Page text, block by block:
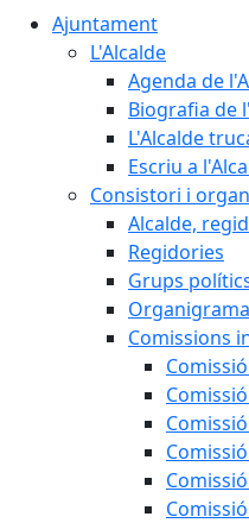
Ajuntament
L'Alcalde
Agenda de
Biografia de
L'Alcalde
Escriu a
Consistori i
Alcalde,
Regidories
Grups
Organigrama
Comissions